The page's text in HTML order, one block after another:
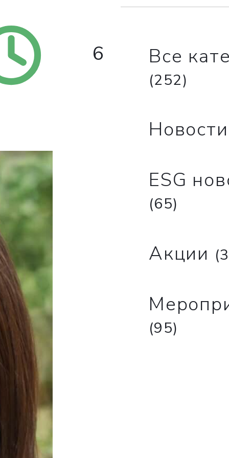
6 Все
(252)
ESG
(65)
Акции
(95)